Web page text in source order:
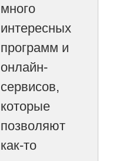
много
интересных
программ и
онлайн-
сервисов,
которые
позволяют
как-то